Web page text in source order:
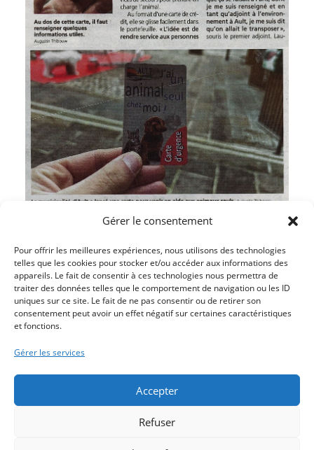
Gérer le consentement
Pour offrir les meilleures expériences, nous utilisons des technologies
telles que les cookies pour stocker et/ou accéder aux informations des
appareils. Le fait de consentir à ces technologies nous permettra de
traiter des données telles que le comportement de navigation ou les ID
uniques sur ce site. Le fait de ne pas consentir ou de retirer son
consentement peut avoir un effet négatif sur certaines caractéristiques
et fonctions.
Gérer les services
Accepter
Refuser
Article précédent
SPORTS NAUTIQUES – MOTEUR DE L’IDENTITÉ LOCALE